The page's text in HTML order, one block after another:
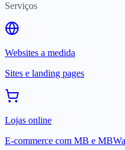
Serviços
Websites a medida
Sites e landing pages
Lojas online
E-commerce com MB e